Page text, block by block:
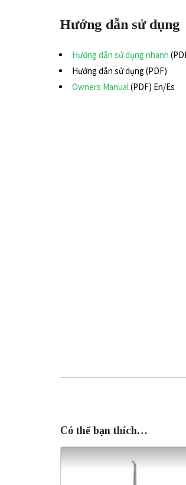
Hướng dẫn sử dụng
Hướng dẫn sử dụng nhanh
Hướng dẫn sử dụng (PDF)
Owners Manual(PDF) En/Es
Có thể bạn thích…